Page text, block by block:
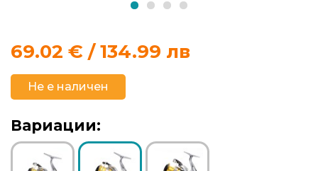
за
риболов
Влакна
за
риболов
69.02 € / 134.99 лв
Не е наличен
Вариации: